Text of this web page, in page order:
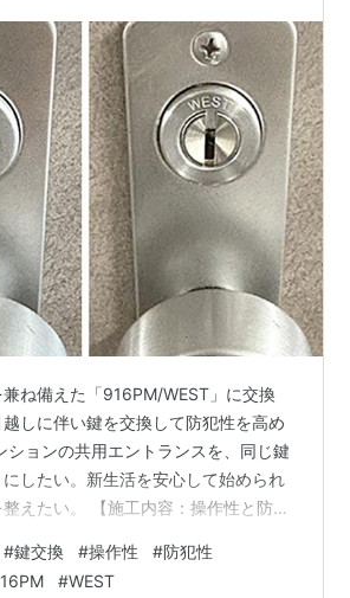
ね備えた「916PM/WEST」に交換
越しに伴い鍵を交換して防犯性を高め
ションの共用エントランスを、同じ鍵
したい。新生活を安心して始められ
えたい。 【施工内容：操作性と防犯
に取り外して、WESTの「916PM」
設置します。 こちらの鍵は、操作性
#鍵交換 #操作性 #防犯性
#WEST